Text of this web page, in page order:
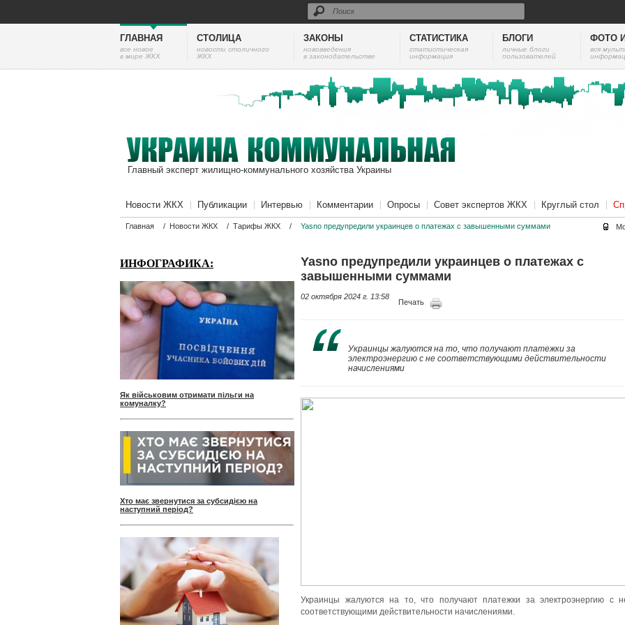
ГЛАВНАЯ
все новое
в мире ЖКХ
СТОЛИЦА
новости столичного
ЖКХ
ЗАКОНЫ
нововведения
в законодательстве
СТАТИСТИКА
cтатистическая
информация
БЛОГИ
личные блоги
пользователей
ФОТО
вся
Главный эксперт жилищно-коммунального хозяйства Украины
Новости ЖКХ Публикации Интервью Комментарии Опросы Совет экспертов ЖКХ Круглый стол
Главная / Новости ЖКХ / Тарифы ЖКХ / Yasno предупредили украинцев о платежах с завышенными суммами
ИНФОГРАФИКА:
Як військовим отримати пільги на
комуналку?
Хто має звернутися за субсидією на
наступний період?
Yasno предупредили украинцев о платежах с
завышенными суммами
02 октября 2024 г. 13:58
Печать
Украинцы жалуются на то, что получают платежки за
электроэнергию с не соответствующими действительности
начислениями
Украинцы жалуются на то, что получают платежки за электроэнергию с
соответствующими действительности начислениями.